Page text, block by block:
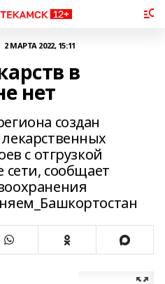
2 МАРТА 2022, 15:11
в
нет
создан
с отгрузкой
сети, сообщает